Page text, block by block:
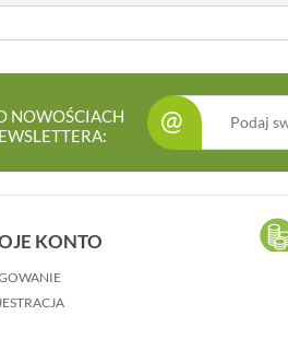
NOWOŚCIACH
@
KONTO